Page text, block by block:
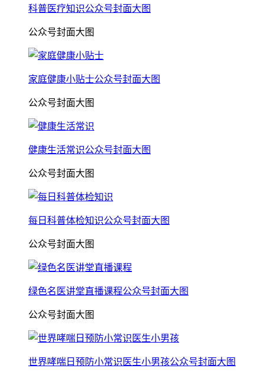
科普医疗知识公众号封面大图
公众号封面大图
家庭健康小贴士公众号封面大图
公众号封面大图
健康生活常识公众号封面大图
公众号封面大图
每日科普体检知识公众号封面大图
公众号封面大图
绿色名医讲堂直播课程公众号封面大图
公众号封面大图
世界哮喘日预防小常识医生小男孩公众号封面大图